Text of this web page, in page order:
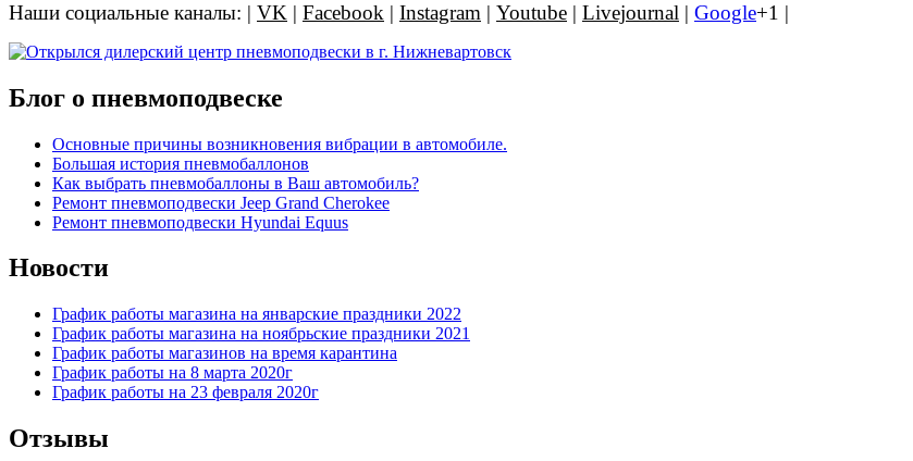
Наши социальные каналы: | VK | Facebook | Instagram | Youtube | Livejournal | Google+1 |
Блог о пневмоподвеске
Основные причины возникновения вибрации в автомобиле.
Большая история пневмобаллонов
Как выбрать пневмобаллоны в Ваш автомобиль?
Ремонт пневмоподвески Jeep Grand Cherokee
Ремонт пневмоподвески Hyundai Equus
Новости
График работы магазина на январские праздники 2022
График работы магазина на ноябрьские праздники 2021
График работы магазинов на время карантина
График работы на 8 марта 2020г
График работы на 23 февраля 2020г
Отзывы